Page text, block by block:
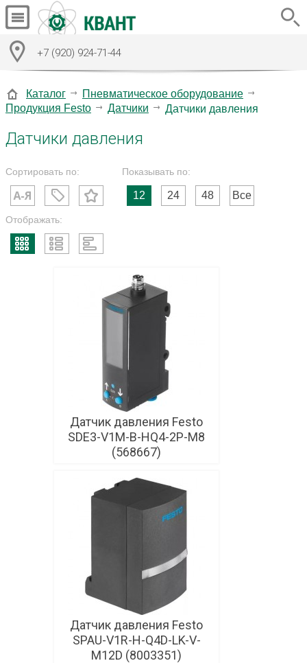
+7 (920) 924-71-44
Каталог
Пневматическое оборудование
Продукция Festo
Датчики Датчики давления
Датчики давления
Сортировать по: Показывать по:
12 24 48 Все
Отображать:
Датчик давления Festo
SDE3-V1M-B-HQ4-2P-M8
(568667)
Датчик давления Festo
SPAU-V1R-H-Q4D-LK-V-
M12D (8003351)